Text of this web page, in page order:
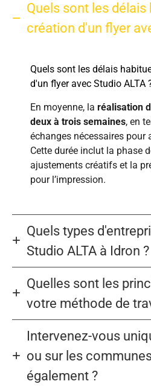
Quels sont les
création d'un flyer
Quels sont les délais
d'un flyer avec Studio ALTA
En moyenne, la réalisation
deux à trois semaines, en
échanges nécessaires pour
Cette durée inclut la phase
ajustements créatifs et la
pour l’impression.
Quels types
Studio ALTA à Idron ?
Quelles sont les
votre méthode de
Intervenez-vous
ou sur les
également ?